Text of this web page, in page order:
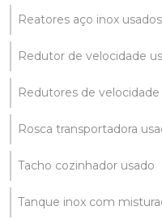
Reatores aço inox usados
Redutor de velocidade
Redutores de
Rosca transportadora
Tacho cozinhador usado
Tanque inox com